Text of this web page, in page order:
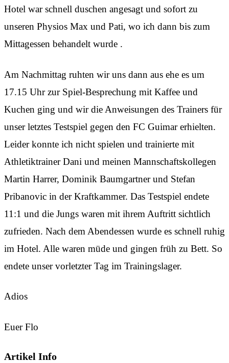
Hotel war schnell duschen angesagt und sofort zu
unseren Physios Max und Pati, wo ich dann bis zum
Mittagessen behandelt wurde .
Am Nachmittag ruhten wir uns dann aus ehe es um
17.15 Uhr zur Spiel-Besprechung mit Kaffee und
Kuchen ging und wir die Anweisungen des Trainers für
unser letztes Testspiel gegen den FC Guimar erhielten.
Leider konnte ich nicht spielen und trainierte mit
Athletiktrainer Dani und meinen Mannschaftskollegen
Martin Harrer, Dominik Baumgartner und Stefan
Pribanovic in der Kraftkammer. Das Testspiel endete
11:1 und die Jungs waren mit ihrem Auftritt sichtlich
zufrieden. Nach dem Abendessen wurde es schnell ruhig
im Hotel. Alle waren müde und gingen früh zu Bett. So
endete unser vorletzter Tag im Trainingslager.
Adios
Euer Flo
Artikel Info